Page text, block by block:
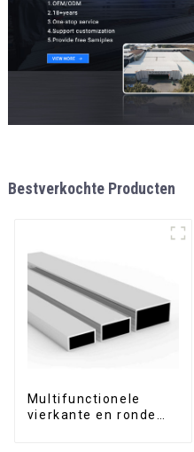
Bestverkochte Producten
Multifunctionele
vierkante en ronde